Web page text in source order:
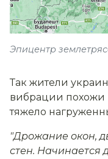
Эпицентр
Так жители
вибрации похожи
тяжело
"Дрожание окон,
стен.